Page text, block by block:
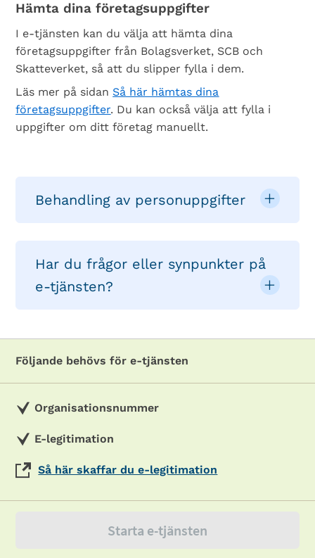
Hämta dina företagsuppgifter
I e-tjänsten kan du välja att hämta dina
företagsuppgifter från Bolagsverket, SCB och
Skatteverket, så att du slipper fylla i dem.
Läs mer på sidan Så här hämtas dina
företagsuppgifter. Du kan också välja att fylla i
uppgifter om ditt företag manuellt.
Behandling av personuppgifter
Har du frågor eller synpunkter på
e-tjänsten?
Följande behövs för e-tjänsten
Organisationsnummer
E-legitimation
Så här skaffar du e-legitimation
Starta e-tjänsten